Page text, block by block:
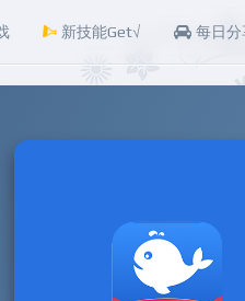
新技能Get√ 每日分